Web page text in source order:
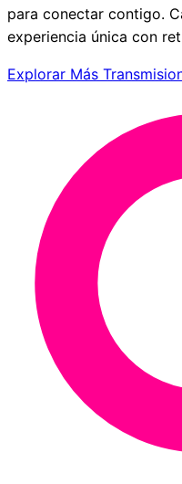
para conectar contigo.
experiencia única con
Explorar Más